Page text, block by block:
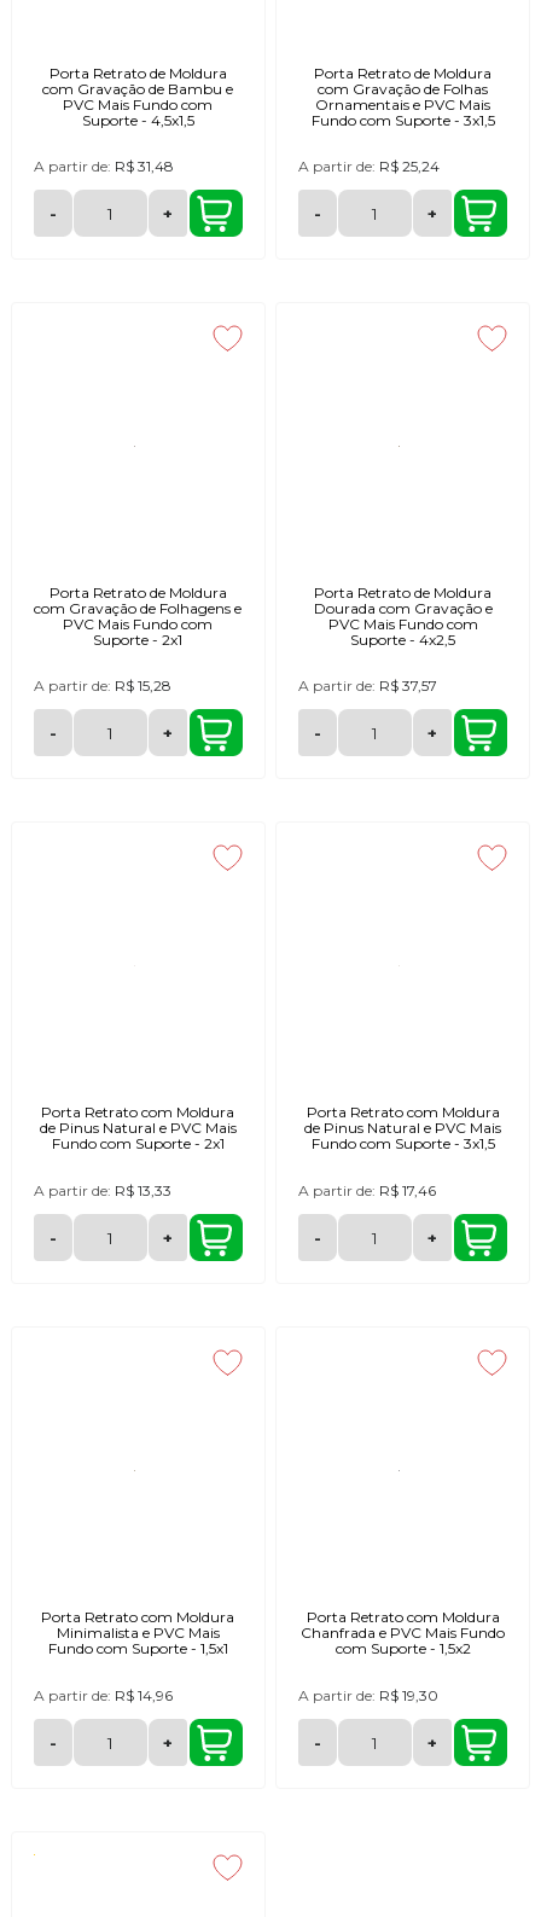
Porta Retrato de Moldura
com Gravação de Bambu e
PVC Mais Fundo com
Suporte - 4,5x1,5
A partir de: R$ 31,48
- +
Porta Retrato de Moldura
com Gravação de Folhas
Ornamentais e PVC Mais
Fundo com Suporte - 3x1,5
A partir de: R$ 25,24
- +
Porta Retrato de Moldura
com Gravação de Folhagens e
PVC Mais Fundo com
Suporte - 2x1
A partir de: R$ 15,28
- +
Porta Retrato de Moldura
Dourada com Gravação e
PVC Mais Fundo com
Suporte - 4x2,5
A partir de: R$ 37,57
- +
Porta Retrato com Moldura
de Pinus Natural e PVC Mais
Fundo com Suporte - 2x1
A partir de: R$ 13,33
- +
Porta Retrato com Moldura
de Pinus Natural e PVC Mais
Fundo com Suporte - 3x1,5
A partir de: R$ 17,46
- +
Porta Retrato com Moldura
Minimalista e PVC Mais
Fundo com Suporte - 1,5x1
A partir de: R$ 14,96
- +
Porta Retrato com Moldura
Chanfrada e PVC Mais Fundo
com Suporte - 1,5x2
A partir de: R$ 19,30
- +